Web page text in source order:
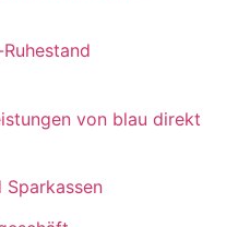
von blau direkt
Sparkassen